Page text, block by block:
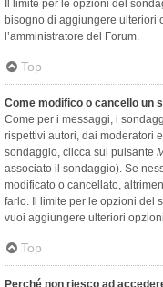
Il limite per le opzioni del
bisogno di aggiungere ulteriori
l’amministratore del Forum.
Top
Come modifico o cancello un
Come per i messaggi, i
rispettivi autori, dai moderatori
sondaggio, clicca sul pulsante
associato il sondaggio). Se
modificato o cancellato,
farlo. Il limite per le opzioni del
vuoi aggiungere ulteriori
Top
Perché non riesco ad